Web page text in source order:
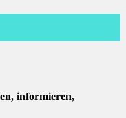
informieren,